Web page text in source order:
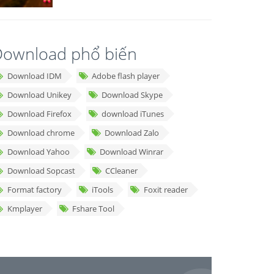
phổ biến
Download IDM
Adobe flash player
Download Unikey
Download Skype
Download Firefox
download iTunes
Download chrome
Download Zalo
Download Yahoo
Download Winrar
Download Sopcast
CCleaner
Format factory
iTools
Foxit reader
Kmplayer
Fshare Tool